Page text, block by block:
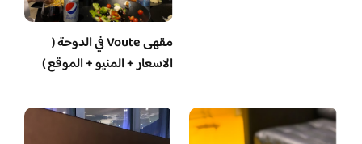
مقهى Voute في الدوحة (
الاسعار + المنيو + الموقع )